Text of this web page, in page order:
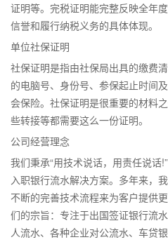
证明等。完税证明能完整反映全年
信誉和履行纳税义务的具体体现。
单位社保证明
社保证明是指由社保局出具的缴费
的电脑号、身份号、参保起止时间
会保险。社保证明是很重要的材料
些转接等都需要这么一份证明。
公司经营理念
我们秉承“用技术说话，用责任说话
入职银行流水解决方案。多年来，
不断的完善技术流程来为客户提供
们的宗旨：专注于出国签证银行流
人流水、各种企业对公流水、车贷